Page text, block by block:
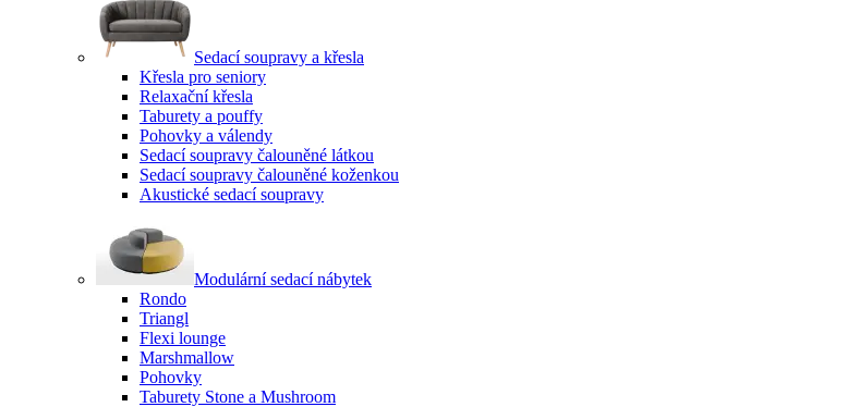
Sedací soupravy a křesla
Křesla pro seniory
Relaxační křesla
Taburety a pouffy
Pohovky a válendy
Sedací soupravy čalouněné látkou
Sedací soupravy čalouněné koženkou
Akustické sedací soupravy
Modulární sedací nábytek
Rondo
Triangl
Flexi lounge
Marshmallow
Pohovky
Taburety Stone a Mushroom